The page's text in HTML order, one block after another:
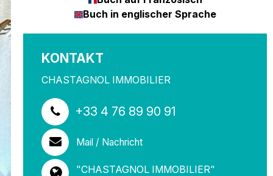
Buch in englischer Sprache
KONTAKT
CHASTAGNOL IMMOBILIER
+33 4 76 89 90 91
Mail / Nachricht
"CHASTAGNOL IMMOBILIER"